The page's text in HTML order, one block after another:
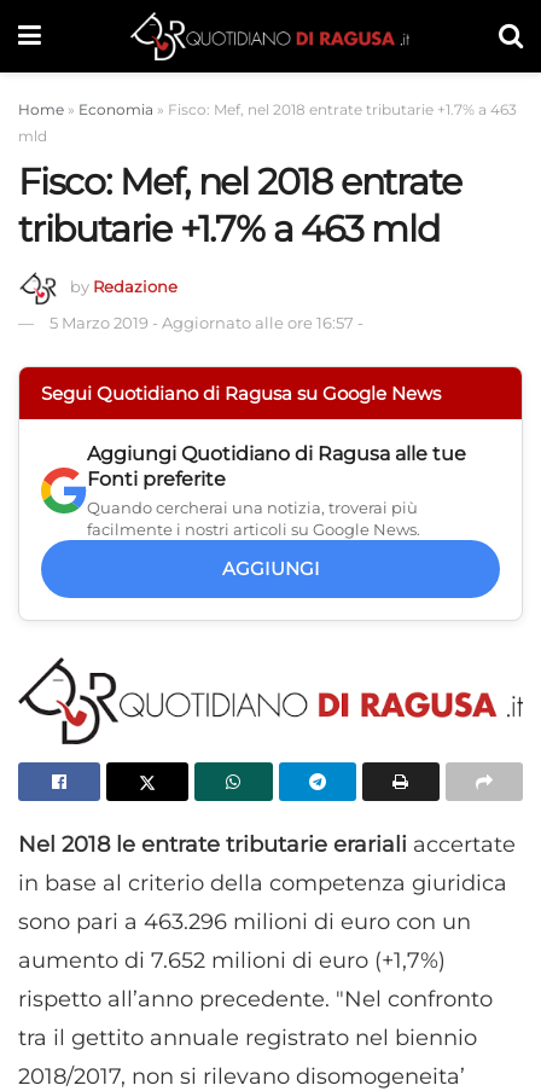
Home » Economia » Fisco: Mef, nel 2018 entrate tributarie +1.7% a 463
mld
Fisco: Mef, nel 2018 entrate
tributarie +1.7% a 463 mld
by Redazione
5 Marzo 2019 - Aggiornato alle ore 16:57 -
Segui Quotidiano di Ragusa su Google News
Aggiungi Quotidiano di Ragusa alle tue
Fonti preferite
Quando cercherai una notizia, troverai più
facilmente i nostri articoli su Google News.
AGGIUNGI
Nel 2018 le entrate tributarie erariali accertate
in base al criterio della competenza giuridica
sono pari a 463.296 milioni di euro con un
aumento di 7.652 milioni di euro (+1,7%)
rispetto all’anno precedente. "Nel confronto
tra il gettito annuale registrato nel biennio
2018/2017, non si rilevano disomogeneita’